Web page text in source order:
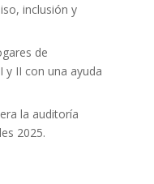
inclusión y
de
y II con una ayuda
la auditoría
2025.